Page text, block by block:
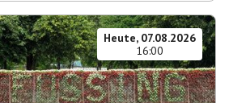
Heute, 07.08.2026
16:00